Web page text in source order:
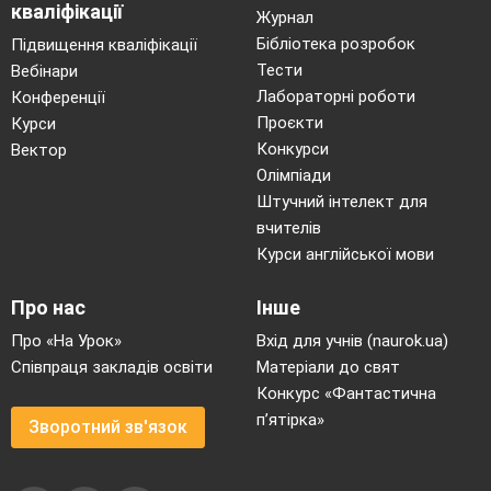
Яка тема вірша?
Що розповіла Ліна Костенко про осінь?
Які слова відображають кінець літа?
Прочитайте виділене речення. Яку картину
Які звуки ви почули? ( хлюп, плюсь, кап)
Які художні засоби використовує автор? (
олюднення, уособлення)
Якими словами з вірша можна підписати
Яка основна думка вірша?
Зверніть увагу на довжину речень, межі
речень.
У якому темпі читатимемо?
( Читають частинами, «Ти – мені, я – тобі», «
Диктор телебачення». Гра «Підніжка» :
Африка, ключі, радіючи, брами, рами,
кваліфікації
Підвищення кваліфікації
Вебінари
Конференції
Курси
Вектор
Журнал
Бібліотека розробок
Тести
Лабораторні роботи
Проєкти
Конкурси
Олімпіади
Штучний інтелект для
вчителів
Курси англійської мови
Про нас
Про «На Урок»
Співпраця закладів освіти
Зворотний зв'язок
Інше
Вхід для учнів (naurok.ua)
Матеріали до свят
Конкурс «Фантастична
п’ятірка»